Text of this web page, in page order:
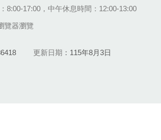
8:00-17:00，中午休息時間：12:00-13:00
覽器瀏覽
更新日期 115年8月3日